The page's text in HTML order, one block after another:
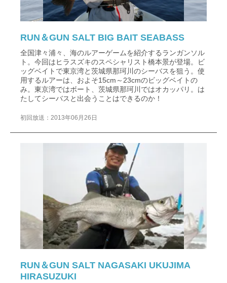
RUN＆GUN SALT BIG BAIT SEABASS
全国津々浦々、海のルアーゲームを紹介するランガンソル
ト。今回はヒラスズキのスペシャリスト橋本景が登場。ビ
ッグベイトで東京湾と茨城県那珂川のシーバスを狙う。使
用するルアーは、およそ15cm～23cmのビッグベイトの
み。東京湾ではボート、茨城県那珂川ではオカッパリ。は
たしてシーバスと出会うことはできるのか！
初回放送：2013年06月26日
RUN＆GUN SALT NAGASAKI UKUJIMA
HIRASUZUKI